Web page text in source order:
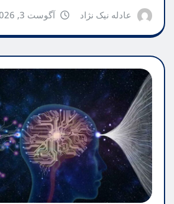
عادله نیک نژاد آگوست 3, 2026